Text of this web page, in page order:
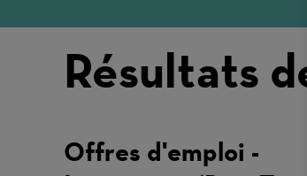
Résultats
Offres d'emploi -